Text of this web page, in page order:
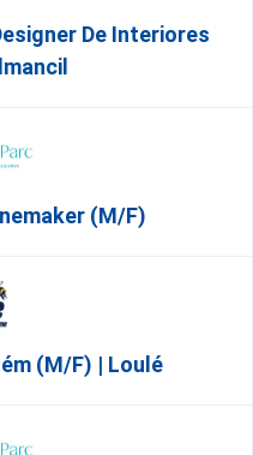
De Interiores
(m/f)
(m/f) | Loulé